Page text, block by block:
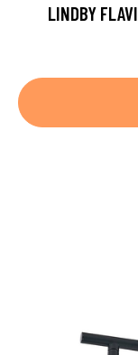
LINDBY